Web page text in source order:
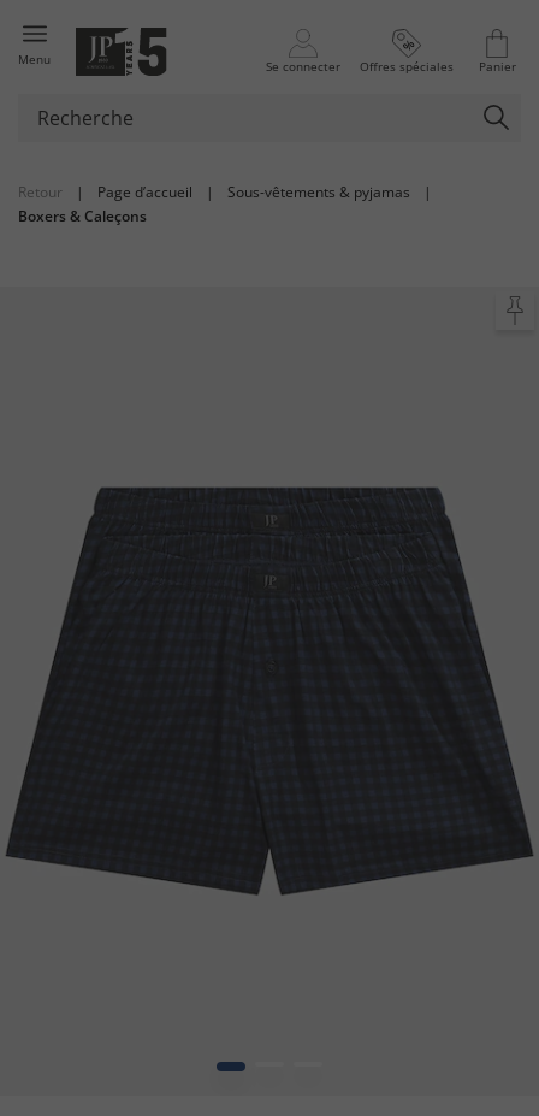
Menu Se connecter Offres spéciales Panier
Retour | Page d’accueil | Sous-vêtements & pyjamas
|
Boxers & Caleçons
1